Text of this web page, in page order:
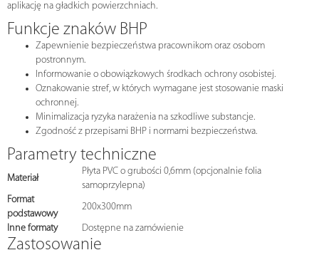
aplikację na gładkich powierzchniach.
Funkcje znaków BHP
Zapewnienie bezpieczeństwa pracownikom oraz osobom
postronnym.
Informowanie o obowiązkowych środkach ochrony osobistej.
Oznakowanie stref, w których wymagane jest stosowanie maski
ochronnej.
Minimalizacja ryzyka narażenia na szkodliwe substancje.
Zgodność z przepisami BHP i normami bezpieczeństwa.
Parametry techniczne
Materiał
Płyta PVC o grubości 0,6mm (opcjonalnie folia
samoprzylepna)
Format
podstawowy
200x300mm
Inne formaty
Dostępne na zamówienie
Zastosowanie